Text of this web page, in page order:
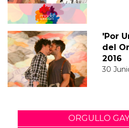
'Por
del
2016
30
ORGULLO